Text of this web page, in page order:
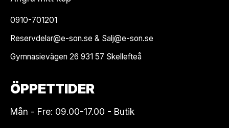
0910-701201
Reservdelar@e-son.se & Salj@e-son.se
Gymnasievägen 26 931 57 Skellefteå
ÖPPETTIDER
Mån - Fre: 09.00-17.00 - Butik